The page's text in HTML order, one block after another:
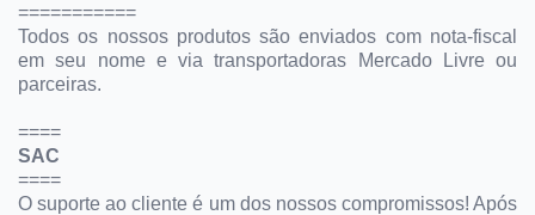
===========
Todos os nossos produtos são enviados com nota-fiscal
em seu nome e via transportadoras Mercado Livre ou
parceiras.
====
SAC
====
O suporte ao cliente é um dos nossos compromissos! Após